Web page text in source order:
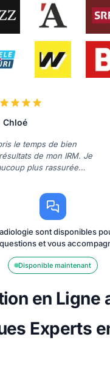
Chloé
le temps de bien
de mon IRM. Je
plus rassurée
sont disponibles
et vous
Disponible maintenant
en Ligne
Experts